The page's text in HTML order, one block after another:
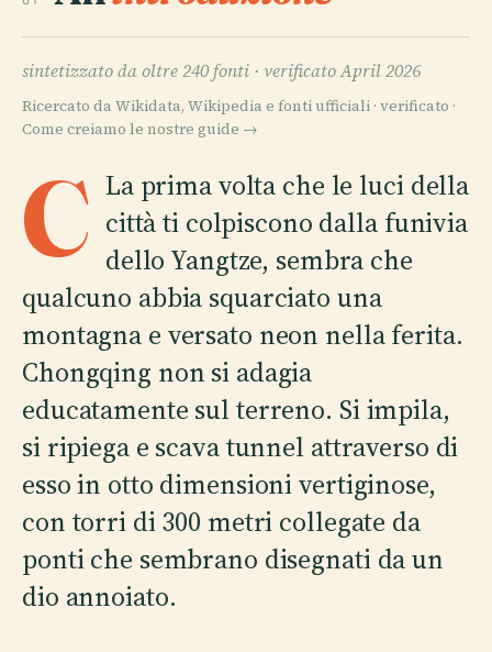
sintetizzato da oltre 240 fonti · verificato April 2026
Ricercato da Wikidata, Wikipedia e fonti ufficiali · verificato ·
Come creiamo le nostre guide →
C La prima volta che le luci della
città ti colpiscono dalla funivia
dello Yangtze, sembra che
qualcuno abbia squarciato una
montagna e versato neon nella ferita.
Chongqing non si adagia
educatamente sul terreno. Si impila,
si ripiega e scava tunnel attraverso di
esso in otto dimensioni vertiginose,
con torri di 300 metri collegate da
ponti che sembrano disegnati da un
dio annoiato.